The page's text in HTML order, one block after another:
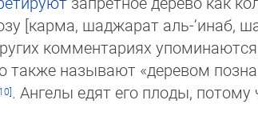
[карма, шаджарат аль-‘инаб,
ком­мен­тариях
называют «деревом
. Ан­ге­лы едят его плоды, потому